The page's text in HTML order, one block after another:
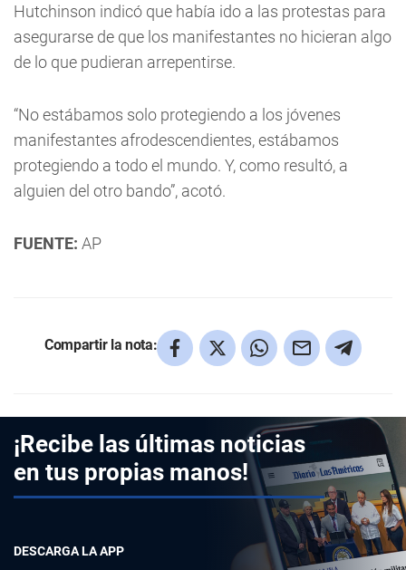
Hutchinson indicó que había ido a las protestas para
asegurarse de que los manifestantes no hicieran algo
de lo que pudieran arrepentirse.
“No estábamos solo protegiendo a los jóvenes
manifestantes afrodescendientes, estábamos
protegiendo a todo el mundo. Y, como resultó, a
alguien del otro bando”, acotó.
FUENTE: AP
Compartir la nota:
¡Recibe las últimas noticias
en tus propias manos!
DESCARGA LA APP